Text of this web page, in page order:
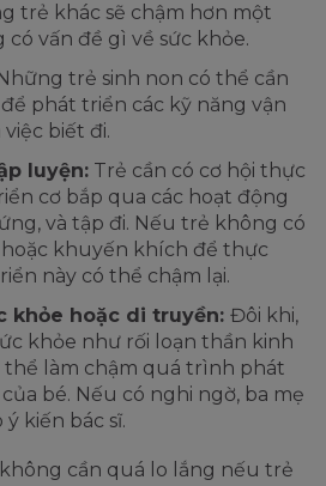
trẻ khác sẽ chậm hơn một
vấn đề gì về sức khỏe.
Những trẻ sinh non có thể cần
phát triển các kỹ năng vận
biết đi.
luyện: Trẻ cần có cơ hội thực
cơ bắp qua các hoạt động
và tập đi. Nếu trẻ không có
khuyến khích để thực
này có thể chậm lại.
khỏe hoặc di truyền: Đôi khi,
khỏe như rối loạn thần kinh
thể làm chậm quá trình phát
bé. Nếu có nghi ngờ, ba mẹ
kiến bác sĩ.
cần quá lo lắng nếu trẻ